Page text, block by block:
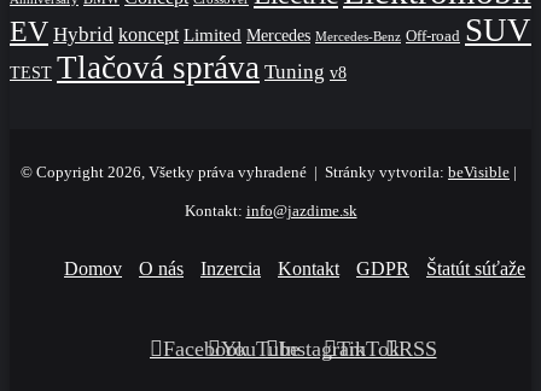
EV Hybrid koncept Limited Mercedes Mercedes-Benz Off-road SUV
TEST Tlačová správa Tuning v8
© Copyright 2026, Všetky práva vyhradené | Stránky vytvorila: beVisible |
Kontakt: info@jazdime.sk
Domov O nás Inzercia Kontakt GDPR Štatút súťaže
FacebookYouTubeInstagramTikTokRSS